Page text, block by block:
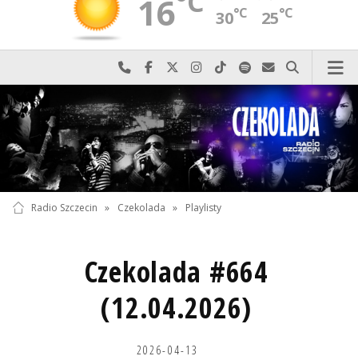
16 30°C 25°C
Najlepiej po prostu do nas zadzwoń
Odwiedź nas na Facebook-u
Odwiedź nas na X
Odwiedź nas na Instagram-ie
Odwiedź nas na TikTok-u
Szukaj nas na Spotify
Wyślij do nas
Szukaj
Radio Szczecin » Czekolada » Playlisty
Czekolada #664
(12.04.2026)
2026-04-13